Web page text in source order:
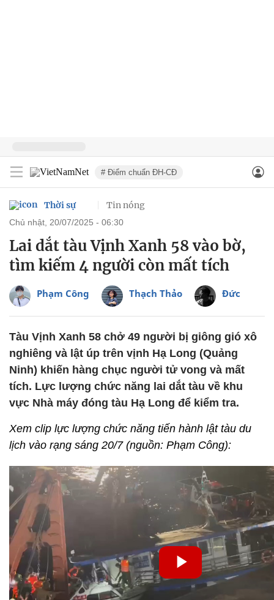
# Điểm chuẩn ĐH-CĐ
Thời sự Tin nóng
chủ nhật, 20/07/2025 - 06:30
Lai dắt tàu Vịnh Xanh 58 vào bờ,
tìm kiếm 4 người còn mất tích
Phạm Công Thạch Thảo Đức Anh
Tàu Vịnh Xanh 58 chở 49 người bị giông gió xô
nghiêng và lật úp trên vịnh Hạ Long (Quảng
Ninh) khiến hàng chục người tử vong và mất
tích. Lực lượng chức năng lai dắt tàu về khu
vực Nhà máy đóng tàu Hạ Long để kiểm tra.
Xem clip lực lượng chức năng tiến hành lật tàu du
lịch vào rạng sáng 20/7 (nguồn: Phạm Công):